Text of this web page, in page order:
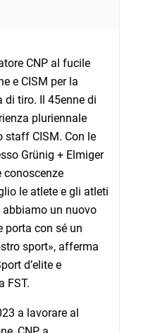
CNP al fucile
e CISM per la
di tiro. Il 45enne di
pluriennale
staff CISM. Con le
Grünig + Elmiger
conoscenze
le atlete e gli atleti
abbiamo un nuovo
porta con sé un
sport», afferma
d’elite e
FST.
a lavorare al